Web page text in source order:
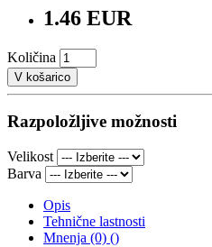
1.46 EUR
Količina
V košarico
Razpoložljive možnosti
Velikost
Barva
Opis
Tehnične lastnosti
Mnenja (0) ()